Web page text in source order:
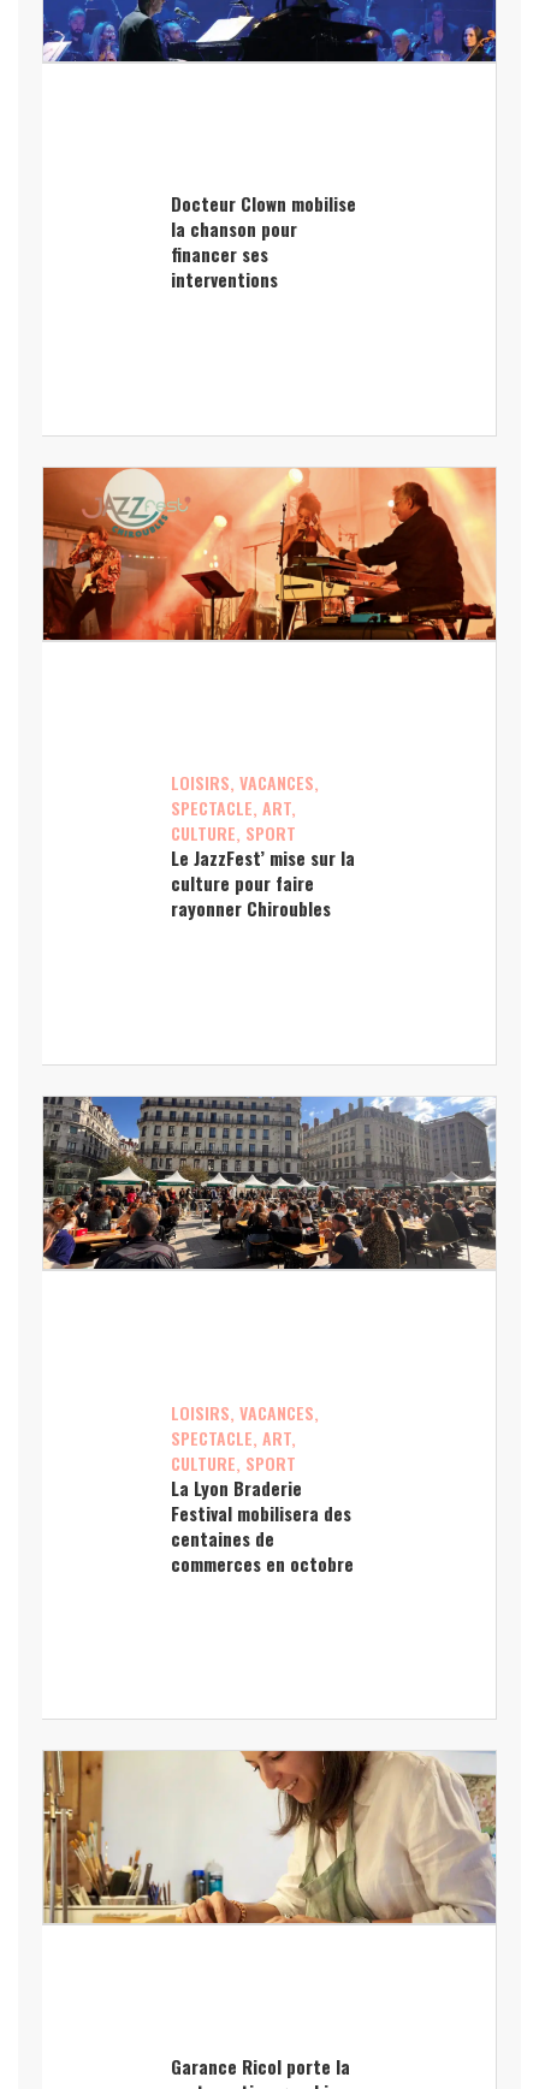
Docteur Clown mobilise
la chanson pour
financer ses
interventions
LOISIRS, VACANCES,
SPECTACLE, ART,
CULTURE, SPORT
Le JazzFest’ mise sur la
culture pour faire
rayonner Chiroubles
LOISIRS, VACANCES,
SPECTACLE, ART,
CULTURE, SPORT
La Lyon Braderie
Festival mobilisera des
centaines de
commerces en octobre
Garance Ricol porte la